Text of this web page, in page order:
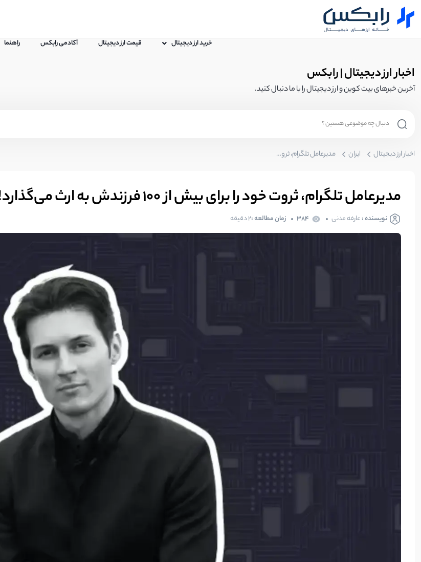
خرید ارز دیجیتال قیمت ارز دیجیتال آکادمی رابکس راهنما
اخبار ارز دیجیتال | رابکس
آخرین خبرهای بیت کوین و ارز دیجیتال را با ما دنبال کنید.
اخبار ارز دیجیتال ایران مدیرعامل تلگرام، ثروت خود را برای بیش از ۱۰۰ فرزندش به ارث می‌گذارد!
مدیرعامل تلگرام، ثروت خود را برای بیش از ۱۰۰ فرزندش به ارث می‌گذارد!
نویسنده :عارفه مدنی 384 زمان مطالعه :۲ دقیقه